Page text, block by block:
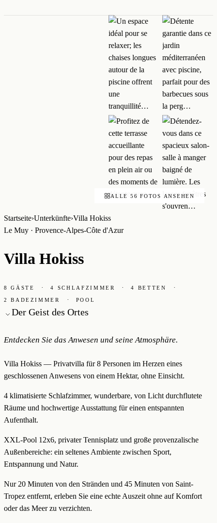
ALLE 56 FOTOS ANSEHEN
Startseite›Unterkünfte›Villa Hokiss
Le Muy · Provence-Alpes-Côte d'Azur
Villa Hokiss
8 GÄSTE · 4 SCHLAFZIMMER · 4 BETTEN ·
2 BADEZIMMER · POOL
Der Geist des Ortes
Entdecken Sie das Anwesen und seine Atmosphäre.
Villa Hokiss — Privatvilla für 8 Personen im Herzen eines
geschlossenen Anwesens von einem Hektar, ohne Einsicht.
4 klimatisierte Schlafzimmer, wunderbare, von Licht durchflutete
Räume und hochwertige Ausstattung für einen entspannten
Aufenthalt.
XXL-Pool 12x6, privater Tennisplatz und große provenzalische
Außenbereiche: ein seltenes Ambiente zwischen Sport,
Entspannung und Natur.
Nur 20 Minuten von den Stränden und 45 Minuten von Saint-
Tropez entfernt, erleben Sie eine echte Auszeit ohne auf Komfort
oder das Meer zu verzichten.